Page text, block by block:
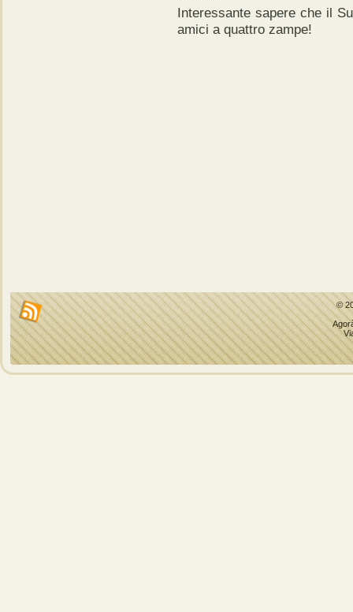
Interessante sapere che il
amici a quattro zampe!
©